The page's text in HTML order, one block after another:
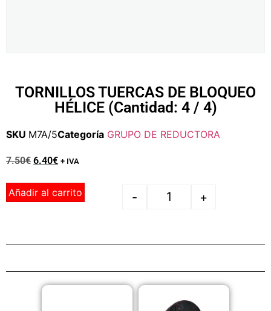
TORNILLOS TUERCAS DE BLOQUEO
HÉLICE (Cantidad: 4 / 4)
SKU M7A/5Categoría GRUPO DE REDUCTORA
7.50€ 6.40€ + IVA
- +
Añadir al carrito